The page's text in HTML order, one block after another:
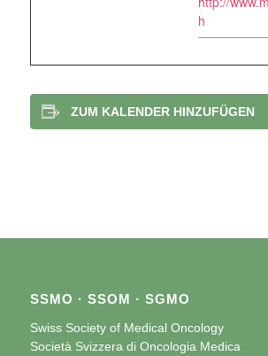
h
ZUM KALENDER HINZUFÜGEN
SSMO · SSOM · SGMO
Swiss Society of Medical Oncology
Società Svizzera di Oncologia Medica